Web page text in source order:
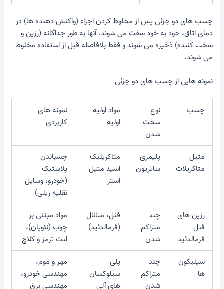
چسب های دو جزئیپس از مخلوط کردن اجزاء (واکنش دهنده ها) در
دمای اتاق، خود به خود سفت می شوند. آنها به طور جداگانه (رزین و
سخت کننده) ذخیره می شوند و فقط بلافاصله قبل از استفاده مخلوط
می شوند.
نمونه هایی از چسب های دو جزئی
چسب
نوع
سخت
شدن
مواد اولیه
اولیه
نمونه های
کاربردی
متیل
متاکریلات
پلیمری
ساتریون
متاکریلیک
اسید متیل
استر
چسباندن
پلاستیک
(خودرو، وسایل
نقلیه ریلی)
رزین های
فنل
فرمالدئید
چند
متراکم
شدن
فنل، متانال
(فرمالدئید)
مواد مبتنی بر
چوب (نئوپان)،
لنت ترمز و کلاچ
سیلیکون
ها
چند
متراکم
شدن
پلی
سیلوکسان
های آلی
مهر و موم،
مهندسی خودرو،
مهندسی برق